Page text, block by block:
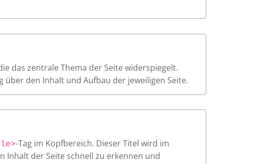
das zentrale Thema der Seite widerspiegelt.
den Inhalt und Aufbau der jeweiligen Seite.
-Tag im Kopfbereich. Dieser Titel wird im
Inhalt der Seite schnell zu erkennen und